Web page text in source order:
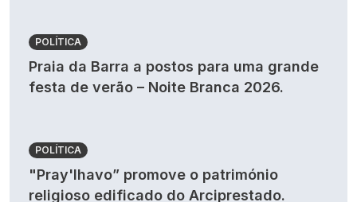
POLÍTICA
Praia da Barra a postos para uma grande
festa de verão – Noite Branca 2026.
POLÍTICA
"Pray'lhavo” promove o património
religioso edificado do Arciprestado.